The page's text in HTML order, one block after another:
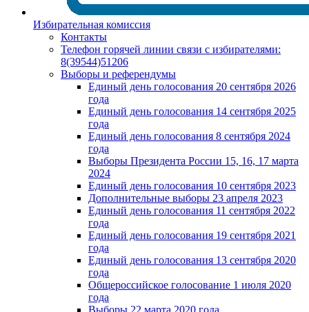
Избирательная комиссия
Контакты
Телефон горячей линии связи с избирателями:
8(39544)51206
Выборы и референдумы
Единый день голосования 20 сентября 2026
года
Единый день голосования 14 сентября 2025
года
Единый день голосования 8 сентября 2024
года
Выборы Президента России 15, 16, 17 марта
2024
Единый день голосования 10 сентября 2023
Дополнительные выборы 23 апреля 2023
Единый день голосования 11 сентября 2022
года
Единый день голосования 19 сентября 2021
года
Единый день голосования 13 сентября 2020
года
Общероссийское голосование 1 июля 2020
года
Выборы 22 марта 2020 года